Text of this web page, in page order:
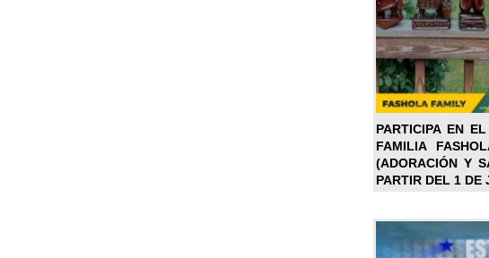
PARTICIPA EN
FAMILIA
(ADORACIÓN Y
PARTIR DEL 1 DE